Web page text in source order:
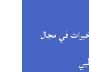
في مجال